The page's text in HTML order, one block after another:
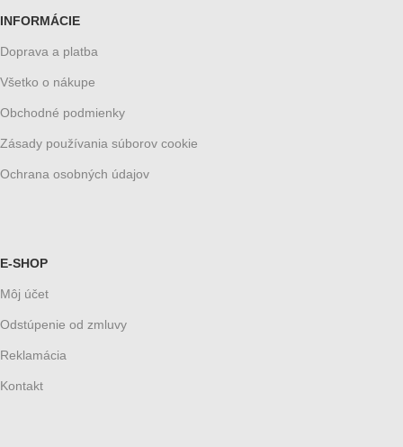
INFORMÁCIE
Doprava a platba
Všetko o nákupe
Obchodné podmienky
Zásady používania súborov cookie
Ochrana osobných údajov
E-SHOP
Môj účet
Odstúpenie od zmluvy
Reklamácia
Kontakt